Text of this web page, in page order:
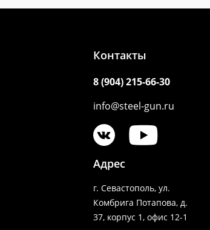
Контакты
8 (904) 215-66-30
info@steel-gun.ru
Адрес
г. Севастополь, ул.
Комбрига Потапова, д.
37, корпус 1, офис 12-1